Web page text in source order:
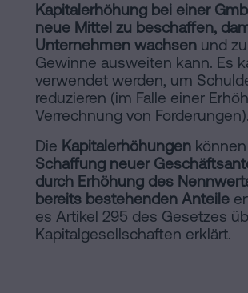
sozialen
Netzwerken
Kapitalerhöhung bei einer
neue Mittel zu beschaffen,
Unternehmen wachsen und
Gewinne ausweiten kann. Es
verwendet werden, um
reduzieren (im Falle einer
Verrechnung von Forderungen).
Die Kapitalerhöhungen
Schaffung neuer
durch Erhöhung des
bereits bestehenden Anteile
es Artikel 295 des Gesetzes
Kapitalgesellschaften erklärt.